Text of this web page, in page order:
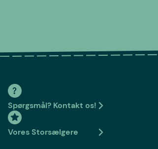
Spørgsmål? Kontakt os!
Vores Storsælgere